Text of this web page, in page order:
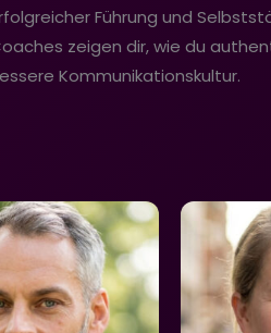
Führung und
zeigen dir, wie du
Kommunikationskultur.